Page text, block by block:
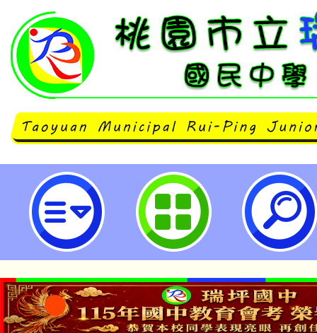
114學年度推行「客語母語日」教
瑞坪國民中學